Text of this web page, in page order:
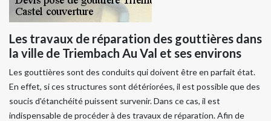
Les travaux de réparation des gouttières dans
la ville de Triembach Au Val et ses environs
Les gouttières sont des conduits qui doivent être en parfait état.
En effet, si ces structures sont détériorées, il est possible que des
soucis d'étanchéité puissent survenir. Dans ce cas, il est
indispensable de procéder à des travaux de réparation. Afin de